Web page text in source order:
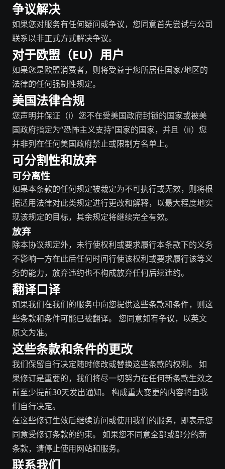
争议解决
如果您对服务有任何疑问或争议，您同意首先尝试与公司
联系以非正式方式解决争议。
对于欧盟（EU）用户
如果您是欧盟消费者，则将受益于您所居住国家/地区的
法律的任何强制性规定。
美国法律合规
您声明并保证（i）您不在受美国政府封锁的国家或被美
国政府指定为“恐怖主义支持”国家的国家，并且（ii）您
并非列在任何美国政府禁止或限制方名单上。
可分割性和放弃
可分离性
如果本条款的任何规定被裁定为不可执行或无效，则将根
据适用法律对此类规定进行更改和解释，以最大程度地实
现该规定的目标，其余规定将继续完全有效。
放弃
除本协议规定外，未行使权利或要求履行本条款下的义务
不影响一方在此后任何时间行使该权利或要求履行该等义
务的能力，放弃违约也不构成放弃任何后续违约。
翻译口译
如果我们在我们的服务中向您提供这些条款和条件，则这
些条款和条件可能已被翻译。 您同意如有争议，以英文
原文为准。
这些条款和条件的更改
我们保留自行决定随时修改或替换这些条款的权利。 如
果修订是重要的，我们将尽一切努力在任何新条款生效之
前至少提前30天发出通知。 构成重大变更的内容将由我
们自行决定。
在这些修订生效后继续访问或使用我们的服务，即表示您
同意受修订条款的约束。 如果您不同意全部或部分的新
条款，请停止使用网站和服务。
联系我们